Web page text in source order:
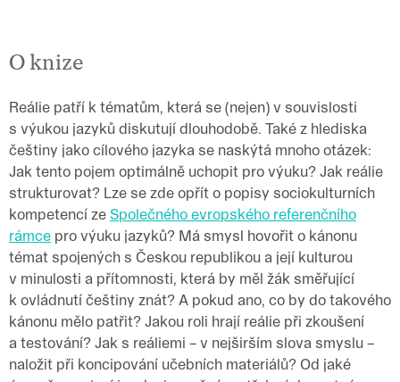
O knize
Reálie patří k tématům, která se (nejen) v souvislosti
s výukou jazyků diskutují dlouhodobě. Také z hlediska
češtiny jako cílového jazyka se naskýtá mnoho otázek:
Jak tento pojem optimálně uchopit pro výuku? Jak reálie
strukturovat? Lze se zde opřít o popisy sociokulturních
kompetencí ze Společného evropského referenčního
rámce pro výuku jazyků? Má smysl hovořit o kánonu
témat spojených s Českou republikou a její kulturou
v minulosti a přítomnosti, která by měl žák směřující
k ovládnutí češtiny znát? A pokud ano, co by do takového
kánonu mělo patřit? Jakou roli hrají reálie při zkoušení
a testování? Jak s reáliemi – v nejširším slova smyslu –
naložit při koncipování učebních materiálů? Od jaké